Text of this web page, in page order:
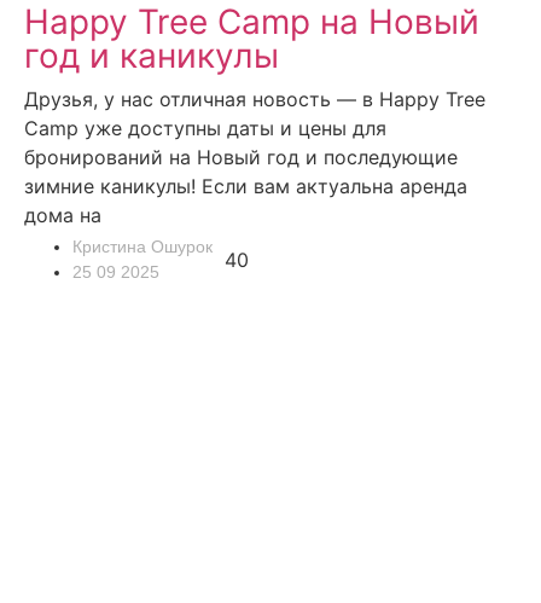
Happy Tree Camp на Новый
год и каникулы
Друзья, у нас отличная новость — в Happy Tree
Camp уже доступны даты и цены для
бронирований на Новый год и последующие
зимние каникулы! Если вам актуальна аренда
дома на
Кристина Ошурок
25 09 2025
40